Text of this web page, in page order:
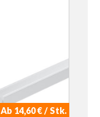
Ab 14,60 € / Stk.